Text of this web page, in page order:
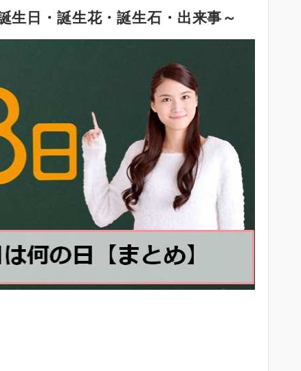
生日・誕生花・誕生石・出来事～